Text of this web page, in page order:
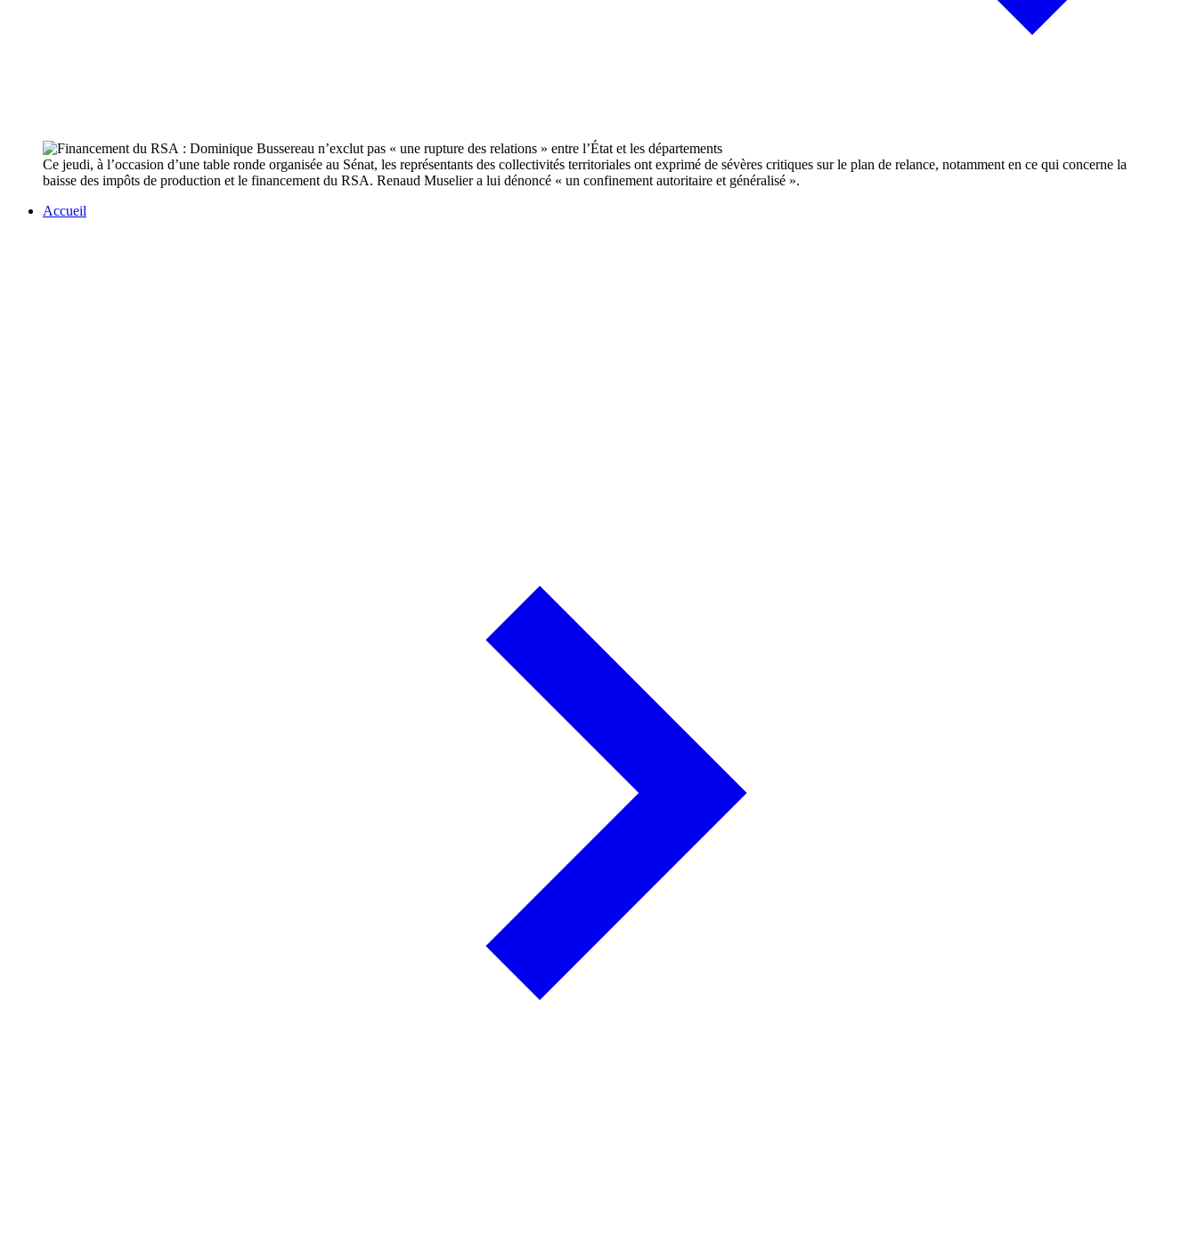
Ce jeudi, à l’occasion d’une table ronde organisée au Sénat, les représentants des collectivités territoriales ont exprimé de sévères critiques sur le plan de relance, notamment en ce qui concerne la
baisse des impôts de production et le financement du RSA. Renaud Muselier a lui dénoncé « un confinement autoritaire et généralisé ».
Accueil